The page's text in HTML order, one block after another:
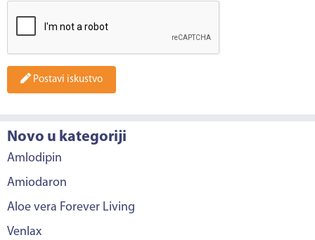
Postavi iskustvo
Novo u kategoriji
Amlodipin
Amiodaron
Aloe vera Forever Living
Venlax